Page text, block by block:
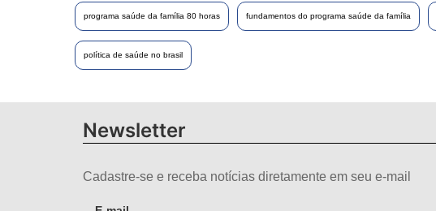
programa saúde da família 80 horas fundamentos do programa saúde da família
política de saúde no brasil
Newsletter
Cadastre-se e receba notícias diretamente em seu e-mail